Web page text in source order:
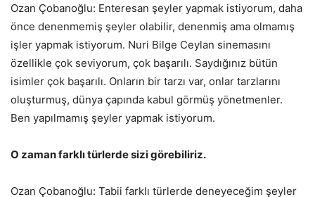
Ozan Çobanoğlu: Enteresan şeyler yapmak istiyorum, daha
önce denenmemiş şeyler olabilir, denenmiş ama olmamış
işler yapmak istiyorum. Nuri Bilge Ceylan sinemasını
özellikle çok seviyorum, çok başarılı. Saydığınız bütün
isimler çok başarılı. Onların bir tarzı var, onlar tarzlarını
oluşturmuş, dünya çapında kabul görmüş yönetmenler.
Ben yapılmamış şeyler yapmak istiyorum.
O zaman farklı türlerde sizi görebiliriz.
Ozan Çobanoğlu: Tabii farklı türlerde deneyeceğim şeyler